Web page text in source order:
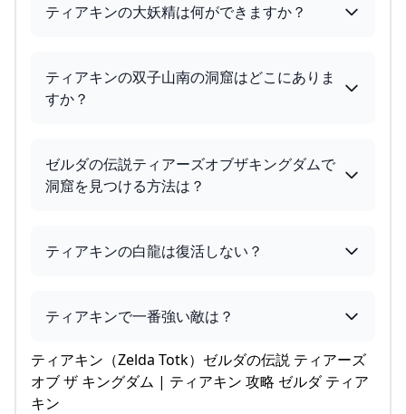
ティアキンの大妖精は何ができますか？
ティアキンの双子山南の洞窟はどこにありま
すか？
ゼルダの伝説ティアーズオブザキングダムで
洞窟を見つける方法は？
ティアキンの白龍は復活しない？
ティアキンで一番強い敵は？
ティアキン（Zelda Totk）ゼルダの伝説 ティアーズ
オブ ザ キングダム | ティアキン 攻略 ゼルダ ティア
キン